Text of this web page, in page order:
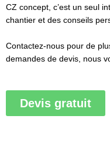
CZ concept, c’est un seul
chantier et des conseils
Contactez-nous pour de
demandes de devis, nous
Devis gratuit